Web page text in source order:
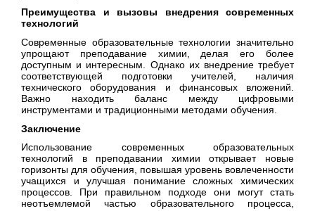
Преимущества и вызовы внедрения современных
технологий
Современные образовательные технологии значительно
упрощают преподавание химии, делая его более
доступным и интересным. Однако их внедрение требует
соответствующей подготовки учителей, наличия
технического оборудования и финансовых вложений.
Важно находить баланс между цифровыми
инструментами и традиционными методами обучения.
Заключение
Использование современных образовательных
технологий в преподавании химии открывает новые
горизонты для обучения, повышая уровень вовлеченности
учащихся и улучшая понимание сложных химических
процессов. При правильном подходе они могут стать
неотъемлемой частью образовательного процесса,